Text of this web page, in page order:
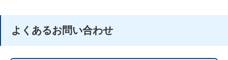
よくあるお問い合わせ